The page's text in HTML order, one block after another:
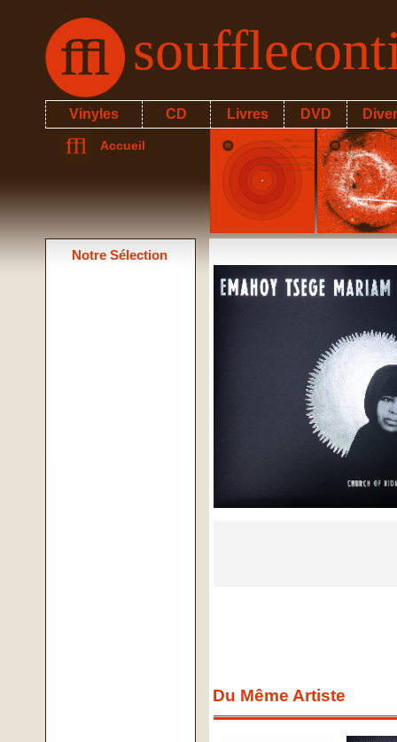
Vinyles CD Livres DVD
Accueil
Notre Sélection
Du Même Artiste